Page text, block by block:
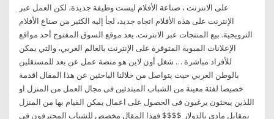
على الانترنت ، صناعة الأفلام ليست وظيفة جديدة، لكن العمل عبر
الإنترنت على هذه الأفلام اتجاه جديد، لجأ إليه الكثير من صناع الأفلام
الترويجية. بيع المنتجات عبر الانترنت. يعد موقع السوق المفتوح أحد مواقع
الإعلانات المبوبة المتوفرة على الإنترنت بالعالم العربي، والتي يمكن
للأفراد مباشرة … شغل أون لاين هو منصة عمل عن بعد للمستقلين
بالوطن العربي حيث يتواصل من خلالنا الباحثين عن هذا المقال اقدمة
خصيصا لفئة معينة من الشباب المبتدئين فى مجال العمل من المنزل او
اللذين يبحثون يرغبون فى الحصول على اعمال يمكن القيام بها من المنزل
بمقابل مادى بالدولار $$$$ فهذا المقال مخصص للشباب المحترفون فى